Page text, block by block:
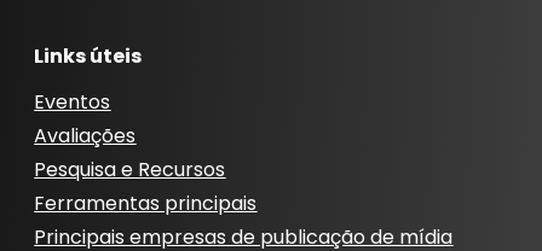
Links úteis
Eventos
Avaliações
Pesquisa e Recursos
Ferramentas principais
Principais empresas de publicação de mídia